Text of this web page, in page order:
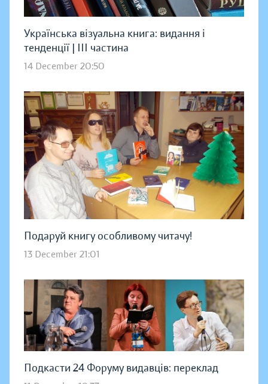
Українська візуальна книга: видання і
тенденції | ІІІ частина
14 December 20:50
Подаруй книгу особливому читачу!
13 December 21:01
Подкасти 24 Форуму видавців: переклад